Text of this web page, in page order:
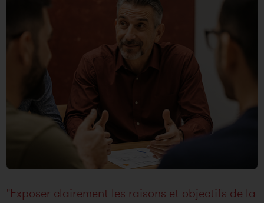
"Exposer clairement les raisons et objectifs de la